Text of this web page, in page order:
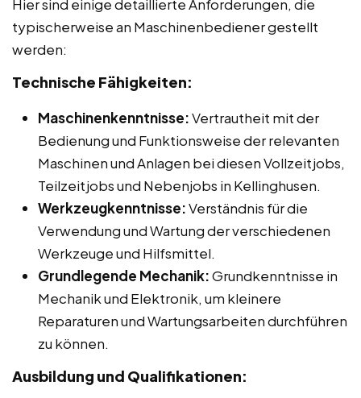
Hier sind einige detaillierte Anforderungen, die
typischerweise an Maschinenbediener gestellt
werden:
Technische Fähigkeiten:
Maschinenkenntnisse:Vertrautheit mit der
Bedienung und Funktionsweise der relevanten
Maschinen und Anlagen bei diesen Vollzeitjobs,
Teilzeitjobs und Nebenjobs in Kellinghusen.
Werkzeugkenntnisse:Verständnis für die
Verwendung und Wartung der verschiedenen
Werkzeuge und Hilfsmittel.
Grundlegende Mechanik:Grundkenntnisse in
Mechanik und Elektronik, um kleinere
Reparaturen und Wartungsarbeiten durchführen
zu können.
Ausbildung und Qualifikationen: